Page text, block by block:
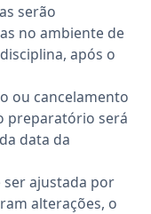
serão
no ambiente de
após o
ou cancelamento
preparatório será
data da
ajustada por
alterações, o